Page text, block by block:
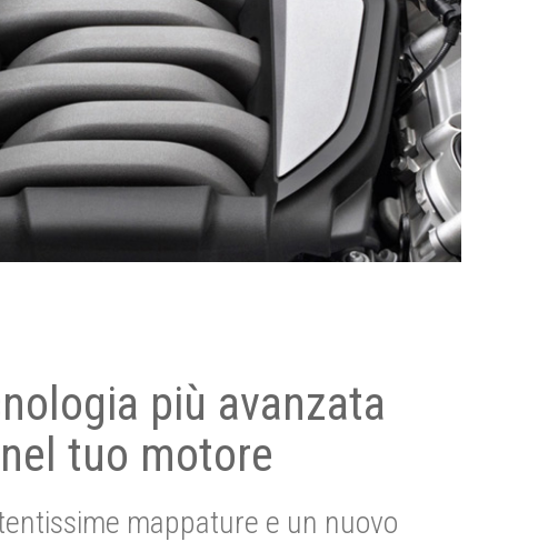
più avanzata
nel tuo motore
mappature e un nuovo